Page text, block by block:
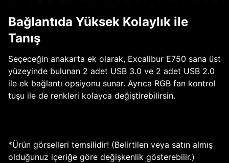
Bağlantıda Yüksek Kolaylık ile
Tanış
Seçeceğin anakarta ek olarak, Excalibur E750 sana üst
yüzeyinde bulunan 2 adet USB 3.0 ve 2 adet USB 2.0
ile ek bağlantı opsiyonu sunar. Ayrıca RGB fan kontrol
tuşu ile de renkleri kolayca değiştirebilirsin.
*Ürün görselleri temsilidir! (Belirtilen veya satın almış
olduğunuz içeriğe göre değişkenlik gösterebilir.)